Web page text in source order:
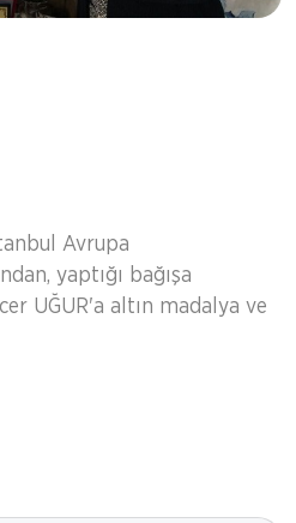
Avrupa
yaptığı bağışa
UĞUR'a altın madalya ve